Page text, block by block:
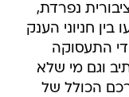
נפרדת,
חניוני הענק
התעסוקה
וגם מי שלא
הכולל של